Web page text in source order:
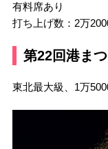
有料席あり
打ち上げ数：2万
第22回港ま
東北最大級、1万